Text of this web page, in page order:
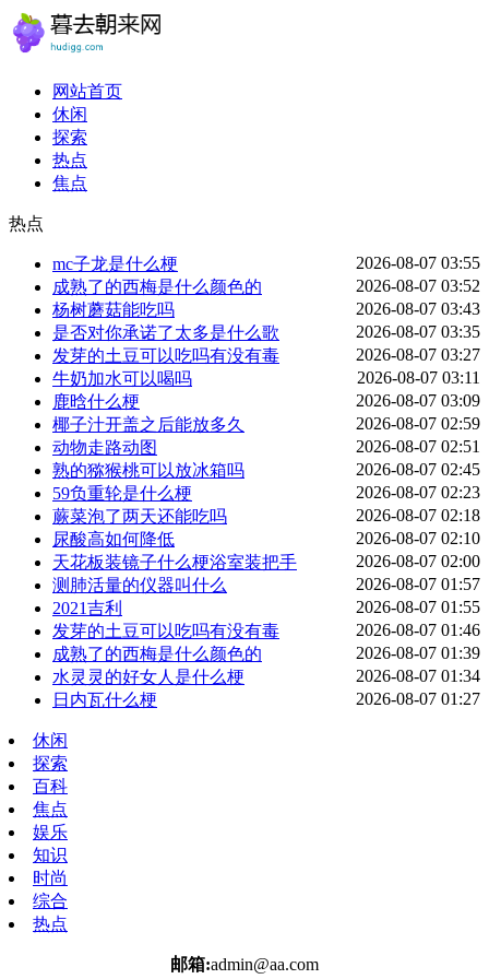
网站首页
休闲
探索
热点
焦点
热点
mc子龙是什么梗
2026-08-07 03:55
成熟了的西梅是什么颜色的
2026-08-07 03:52
杨树蘑菇能吃吗
2026-08-07 03:43
是否对你承诺了太多是什么歌
2026-08-07 03:35
发芽的土豆可以吃吗有没有毒
2026-08-07 03:27
牛奶加水可以喝吗
2026-08-07 03:11
鹿晗什么梗
2026-08-07 03:09
椰子汁开盖之后能放多久
2026-08-07 02:59
动物走路动图
2026-08-07 02:51
熟的猕猴桃可以放冰箱吗
2026-08-07 02:45
59负重轮是什么梗
2026-08-07 02:23
蕨菜泡了两天还能吃吗
2026-08-07 02:18
尿酸高如何降低
2026-08-07 02:10
天花板装镜子什么梗浴室装把手
2026-08-07 02:00
测肺活量的仪器叫什么
2026-08-07 01:57
2021吉利
2026-08-07 01:55
发芽的土豆可以吃吗有没有毒
2026-08-07 01:46
成熟了的西梅是什么颜色的
2026-08-07 01:39
水灵灵的好女人是什么梗
2026-08-07 01:34
日内瓦什么梗
2026-08-07 01:27
休闲
探索
百科
焦点
娱乐
知识
时尚
综合
热点
邮箱:admin@aa.com